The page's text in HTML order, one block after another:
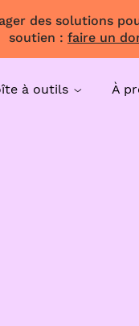
des solutions
soutien : faire un
à outils À